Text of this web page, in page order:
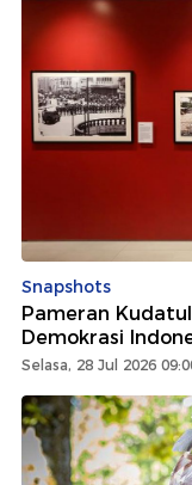
Snapshots
Pameran
Demokrasi
Selasa, 28 Jul 2026